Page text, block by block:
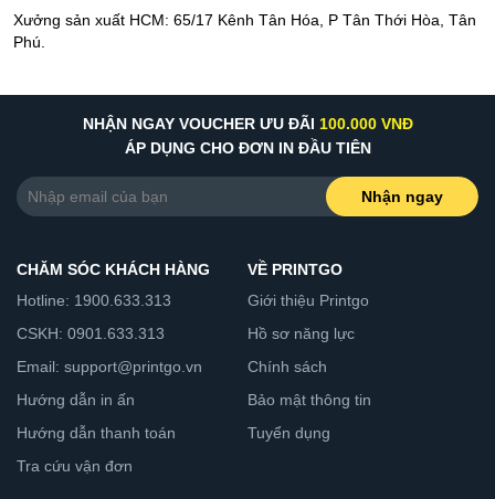
Xưởng sản xuất HCM: 65/17 Kênh Tân Hóa, P Tân Thới Hòa, Tân
Phú.
NHẬN NGAY VOUCHER ƯU ĐÃI 100.000 VNĐ
ÁP DỤNG CHO ĐƠN IN ĐẦU TIÊN
Nhận ngay
CHĂM SÓC KHÁCH HÀNG
Hotline: 1900.633.313
CSKH: 0901.633.313
Email: support@printgo.vn
Hướng dẫn in ấn
Hướng dẫn thanh toán
Tra cứu vận đơn
VỀ PRINTGO
Giới thiệu Printgo
Hồ sơ năng lực
Chính sách
Bảo mật thông tin
Tuyển dụng